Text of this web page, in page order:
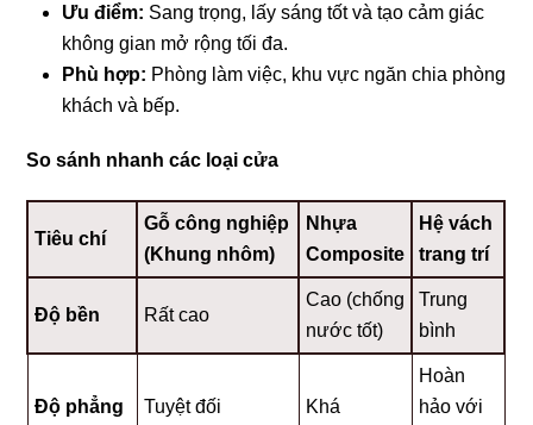
Ưu điểm: Sang trọng, lấy sáng tốt và tạo cảm giác
không gian mở rộng tối đa.
Phù hợp: Phòng làm việc, khu vực ngăn chia phòng
khách và bếp.
So sánh nhanh các loại cửa
Tiêu chí
Gỗ công nghiệp
(Khung nhôm)
Nhựa
Composite
Hệ vách
trang trí
Độ bền Rất cao
Cao (chống
nước tốt)
Trung
bình
Độ phẳng Tuyệt đối Khá
Hoàn
hảo với